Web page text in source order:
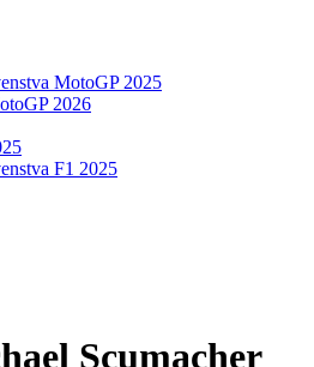
MotoGP 2025
2026
F1 2025
Scumacher